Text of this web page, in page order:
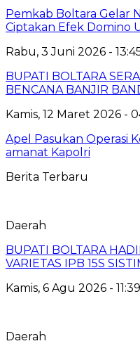
‎Pemkab Boltara Gelar
Ciptakan Efek Domino
Rabu, 3 Juni 2026 -
BUPATI BOLTARA
BENCANA BANJIR
Kamis, 12 Maret 2026 -
Apel Pasukan Operasi
amanat Kapolri
Berita Terbaru
Daerah
BUPATI BOLTARA
VARIETAS IPB 15S
Kamis, 6 Agu 2026 - 11:39
Daerah